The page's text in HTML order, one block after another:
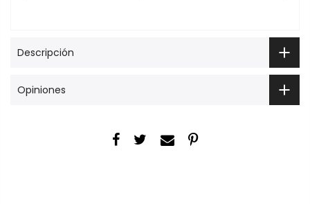
Descripción
Opiniones